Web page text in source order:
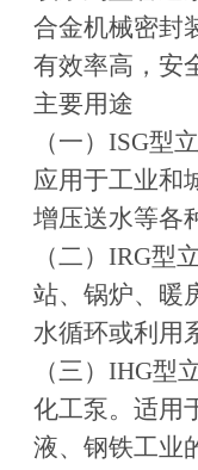
合金机械密封
有效率高，安
主要用途
（一）ISG型
应用于工业和
增压送水等各
（二）IRG型
站、锅炉、暖
水循环或利用
（三）IHG
化工泵。适用
液、钢铁工业